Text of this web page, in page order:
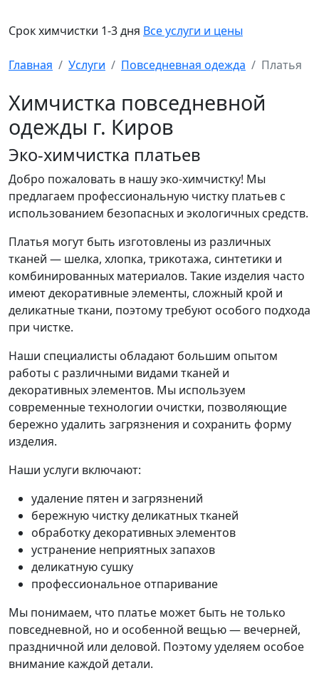
Срок химчистки 1-3 дня Все услуги и цены
Главная Услуги Повседневная одежда Платья
Химчистка повседневной
одежды г. Киров
Эко-химчистка платьев
Добро пожаловать в нашу эко-химчистку! Мы
предлагаем профессиональную чистку платьев с
использованием безопасных и экологичных средств.
Платья могут быть изготовлены из различных
тканей — шелка, хлопка, трикотажа, синтетики и
комбинированных материалов. Такие изделия часто
имеют декоративные элементы, сложный крой и
деликатные ткани, поэтому требуют особого подхода
при чистке.
Наши специалисты обладают большим опытом
работы с различными видами тканей и
декоративных элементов. Мы используем
современные технологии очистки, позволяющие
бережно удалить загрязнения и сохранить форму
изделия.
Наши услуги включают:
удаление пятен и загрязнений
бережную чистку деликатных тканей
обработку декоративных элементов
устранение неприятных запахов
деликатную сушку
профессиональное отпаривание
Мы понимаем, что платье может быть не только
повседневной, но и особенной вещью — вечерней,
праздничной или деловой. Поэтому уделяем особое
внимание каждой детали.